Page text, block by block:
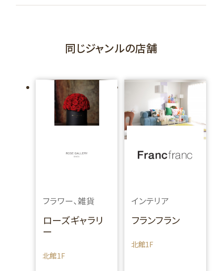
同じジャンルの店舗
フラワー、雑貨
ローズギャラリ
ー
北館1F
インテリア
フランフラン
北館1F